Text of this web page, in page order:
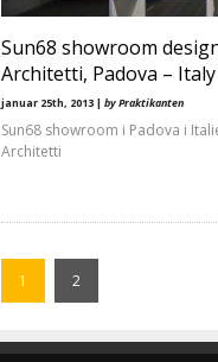
Sun68 showroom
Architetti, Padova – Italy
januar 25th, 2013 | by Praktikanten
Sun68 showroom i Padova i
Architetti
1 2